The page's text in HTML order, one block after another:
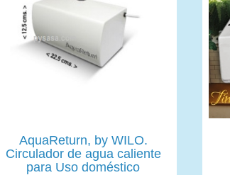
AquaReturn, by WILO.
Circulador de agua caliente
para Uso doméstico